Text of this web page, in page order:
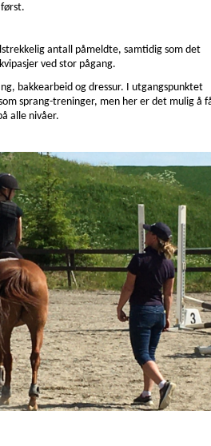
antall påmeldte, samtidig som det
ved stor pågang.
bakkearbeid og dressur. I utgangspunktet
sprang-treninger, men her er det mulig å
alle nivåer.